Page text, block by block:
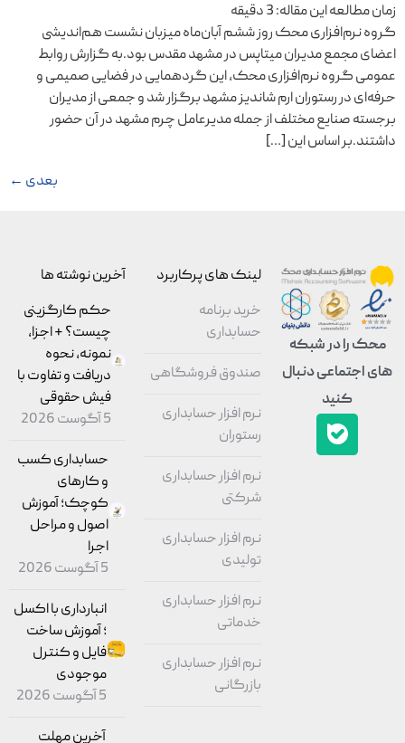
زمان مطالعه این مقاله:3دقیقه
گروه نرم‌افزاری محک روز ششم آبان‌ماه میزبان نشست هم‌اندیشی
اعضای مجمع مدیران میتاپس در مشهد مقدس بود.به گزارش روابط
عمومی گروه نرم‌افزاری محک، این گردهمایی در فضایی صمیمی و
حرفه‌ای در رستوران ارم شاندیز مشهد برگزار شد و جمعی از مدیران
برجسته صنایع مختلف از جمله مدیرعامل چرم مشهد در آن حضور
داشتند.بر اساس این […]
بعدی ←
محک را در شبکه
های اجتماعی دنبال
کنید
لینک های پرکاربرد
خرید برنامه
حسابداری
صندوق فروشگاهی
نرم افزار حسابداری
رستوران
نرم افزار حسابداری
شرکتی
نرم افزار حسابداری
تولیدی
نرم افزار حسابداری
خدماتی
نرم افزار حسابداری
بازرگانی
آخرین نوشته ها
حکم کارگزینی
چیست؟ + اجزا،
نمونه، نحوه
دریافت و تفاوت با
فیش حقوقی
5 آگوست 2026
حسابداری کسب
و کارهای
کوچک؛ آموزش
اصول و مراحل
اجرا
5 آگوست 2026
انبارداری با اکسل
؛ آموزش ساخت
فایل و کنترل
موجودی
5 آگوست 2026
آخرین مهلت